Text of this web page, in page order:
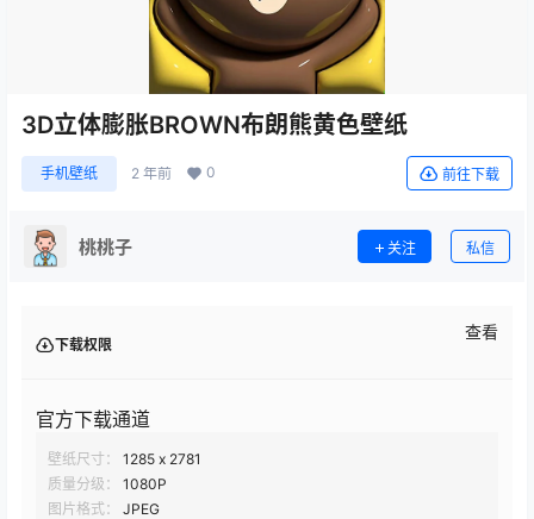
3D立体膨胀BROWN布朗熊黄色壁纸
手机壁纸 2 年前 0 前往下载
桃桃子 关注 私信
下载权限
查看
官方下载通道
壁纸尺寸：
1285 x 2781
质量分级：
1080P
图片格式：
JPEG